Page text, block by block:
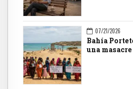
07/21/2026
Bahía
una